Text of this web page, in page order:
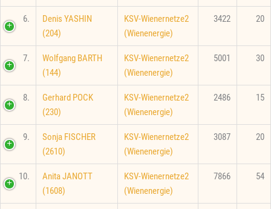
6.
Denis YASHIN
(204)
KSV-Wienernetze2
(Wienenergie)
3422 20
7.
Wolfgang BARTH
(144)
KSV-Wienernetze2
(Wienenergie)
5001 30
8.
Gerhard POCK
(230)
KSV-Wienernetze2
(Wienenergie)
2486 15
9.
Sonja FISCHER
(2610)
KSV-Wienernetze2
(Wienenergie)
3087 20
10.
Anita JANOTT
(1608)
KSV-Wienernetze2
(Wienenergie)
7866 54